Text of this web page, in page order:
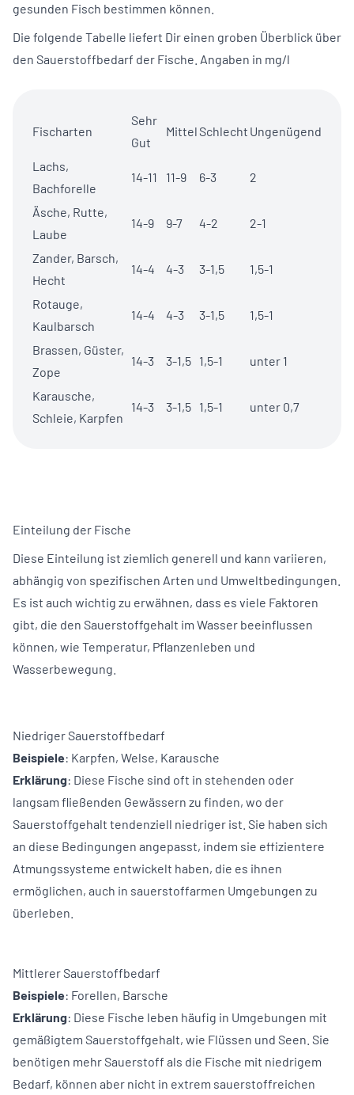
gesunden Fisch bestimmen können.
Die folgende Tabelle liefert Dir einen groben Überblick über
den Sauerstoffbedarf der Fische. Angaben in mg/l
Fischarten
Sehr
Gut
MittelSchlecht Ungenügend
Lachs,
Bachforelle
14-11 11-9 6-3 2
Äsche, Rutte,
Laube
14-9 9-7 4-2 2-1
Zander, Barsch,
Hecht
14-4 4-3 3-1,5 1,5-1
Rotauge,
Kaulbarsch
14-4 4-3 3-1,5 1,5-1
Brassen, Güster,
Zope
14-3 3-1,5 1,5-1 unter 1
Karausche,
Schleie, Karpfen
14-3 3-1,5 1,5-1 unter 0,7
Einteilung der Fische
Diese Einteilung ist ziemlich generell und kann variieren,
abhängig von spezifischen Arten und Umweltbedingungen.
Es ist auch wichtig zu erwähnen, dass es viele Faktoren
gibt, die den Sauerstoffgehalt im Wasser beeinflussen
können, wie Temperatur, Pflanzenleben und
Wasserbewegung.
Niedriger Sauerstoffbedarf
Beispiele: Karpfen, Welse, Karausche
Erklärung: Diese Fische sind oft in stehenden oder
langsam fließenden Gewässern zu finden, wo der
Sauerstoffgehalt tendenziell niedriger ist. Sie haben sich
an diese Bedingungen angepasst, indem sie effizientere
Atmungssysteme entwickelt haben, die es ihnen
ermöglichen, auch in sauerstoffarmen Umgebungen zu
überleben.
Mittlerer Sauerstoffbedarf
Beispiele: Forellen, Barsche
Erklärung: Diese Fische leben häufig in Umgebungen mit
gemäßigtem Sauerstoffgehalt, wie Flüssen und Seen. Sie
benötigen mehr Sauerstoff als die Fische mit niedrigem
Bedarf, können aber nicht in extrem sauerstoffreichen